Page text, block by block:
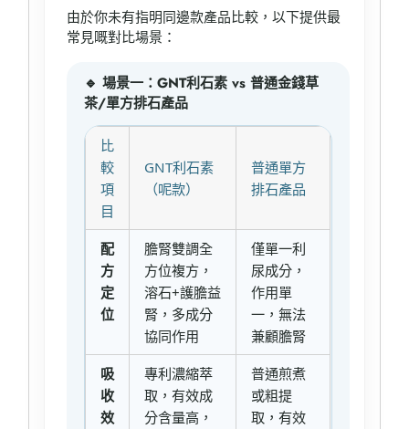
由於你未有指明同邊款產品比較，以下提供最
常見嘅對比場景：
🔹 場景一：GNT利石素 vs 普通金錢草
茶/單方排石產品
比
較
項
目
GNT利石素
（呢款）
普通單方
排石產品
配
方
定
位
膽腎雙調全
方位複方，
溶石+護膽益
腎，多成分
協同作用
僅單一利
尿成分，
作用單
一，無法
兼顧膽腎
吸
收
效
專利濃縮萃
取，有效成
分含量高，
普通煎煮
或粗提
取，有效